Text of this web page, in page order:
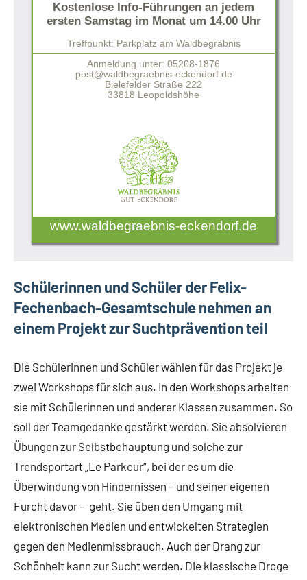
Kostenlose Info-Führungen an jedem
ersten Samstag im Monat um 14.00 Uhr
Treffpunkt: Parkplatz am Waldbegräbnis
Anmeldung unter: 05208-1876
post@waldbegraebnis-eckendorf.de
Bielefelder Straße 222
33818 Leopoldshöhe
www.waldbegraebnis-eckendorf.de
Schülerinnen und Schüler der Felix-
Fechenbach-Gesamtschule nehmen an
einem Projekt zur Suchtprävention teil
Die Schülerinnen und Schüler wählen für das Projekt je
zwei Workshops für sich aus. In den Workshops arbeiten
sie mit Schülerinnen und anderer Klassen zusammen. So
soll der Teamgedanke gestärkt werden. Sie absolvieren
Übungen zur Selbstbehauptung und solche zur
Trendsportart „Le Parkour“, bei der es um die
Überwindung von Hindernissen – und seiner eigenen
Furcht davor – geht. Sie üben den Umgang mit
elektronischen Medien und entwickelten Strategien
gegen den Medienmissbrauch. Auch der Drang zur
Schönheit kann zur Sucht werden. Die klassische Droge